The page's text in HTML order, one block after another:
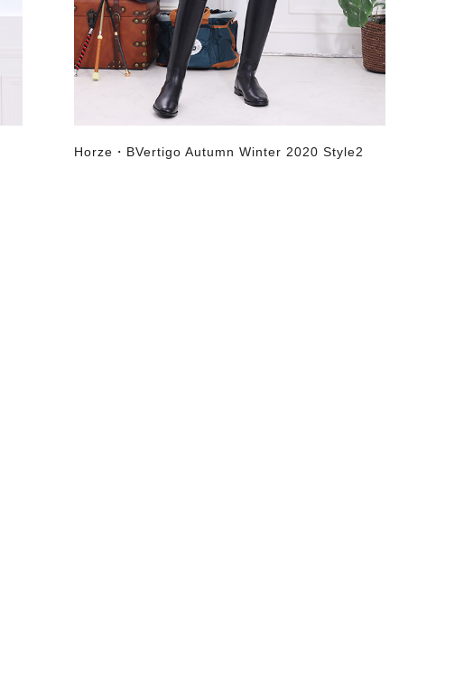
Horze・BVertigo Autumn Winter 2020 Style2